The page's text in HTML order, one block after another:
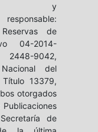
y
de
04-2014-
2448-9042,
del
13379,
otorgados
de